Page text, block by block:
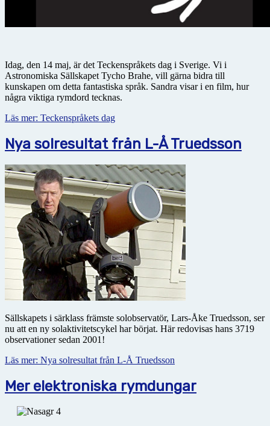
Idag, den 14 maj, är det Teckenspråkets dag i Sverige. Vi i
Astronomiska Sällskapet Tycho Brahe, vill gärna bidra till
kunskapen om detta fantastiska språk. Sandra visar i en film, hur
några viktiga rymdord tecknas.
Läs mer: Teckenspråkets dag
Nya solresultat från L-Å Truedsson
Sällskapets i särklass främste solobservatör, Lars-Åke Truedsson, ser
nu att en ny solaktivitetscykel har börjat. Här redovisas hans 3719
observationer sedan 2001!
Läs mer: Nya solresultat från L-Å Truedsson
Mer elektroniska rymdungar